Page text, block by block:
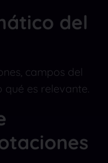
del
campos del
es relevante.